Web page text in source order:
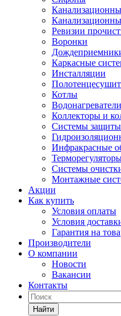
Ревизии
Воронки
Каркасные
Инсталляции
Котлы
Водонагреватели
Коллекторы и
Системы защиты
Инфракрасные
Системы
Монтажные
Акции
Как купить
Условия оплаты
Условия
Гарантия на
Производители
О компании
Новости
Вакансии
Контакты
Найти